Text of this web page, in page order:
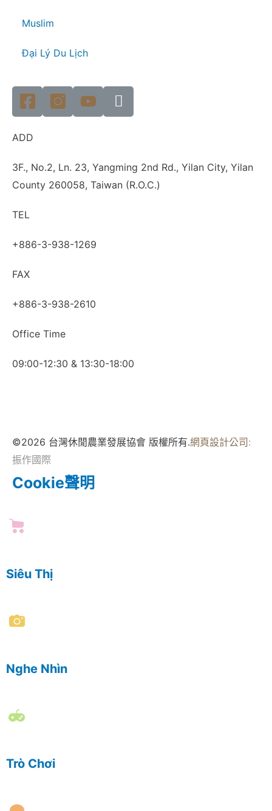
Muslim
Đại Lý Du Lịch
ADD
3F., No.2, Ln. 23, Yangming 2nd Rd., Yilan City, Yilan
County 260058, Taiwan (R.O.C.)
TEL
+886-3-938-1269​
FAX
+886-3-938-2610
Office Time
09:00-12:30 & 13:30-18:00
©2026 台灣休閒農業發展協會 版權所有.網頁設計公司:
振作國際
Cookie聲明
Siêu Thị
Nghe Nhìn
Trò Chơi